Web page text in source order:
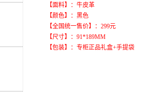
【面料】：牛皮革
【颜色】：黑色
【全国统一售价】：299元
【尺寸】：91*189MM
【包装】：专柜正品礼盒+手提袋